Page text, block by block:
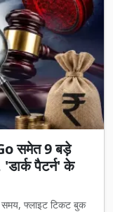
समेत 9 बड़े
'डार्क पैटर्न' के
समय, फ्लाइट टिकट बुक